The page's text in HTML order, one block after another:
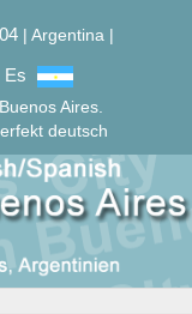
| Argentina |
Es
Aires.
deutsch